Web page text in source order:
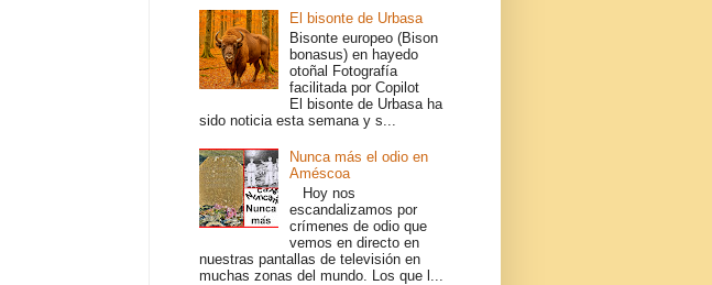
El bisonte de Urbasa
Bisonte europeo (Bison
bonasus) en hayedo
otoñal Fotografía
facilitada por Copilot
El bisonte de Urbasa ha
sido noticia esta semana y s...
Nunca más el odio en
Améscoa
Hoy nos
escandalizamos por
crímenes de odio que
vemos en directo en
nuestras pantallas de televisión en
muchas zonas del mundo. Los que l...